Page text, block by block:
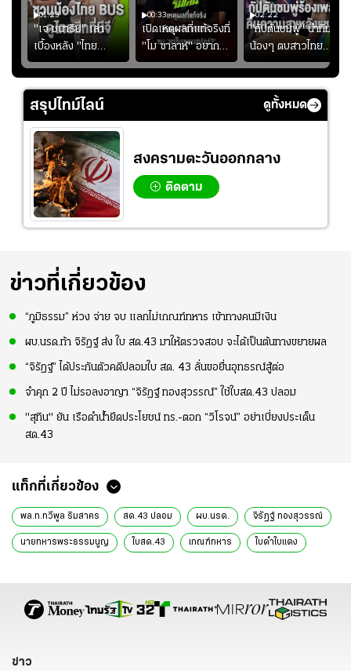
01:23
"เจ ชนาธิป" เล่า
เบื้องหลัง "ไทย
BUS" บังเอิญเจอขอ
ถ่ายรูปที่ฟู้ดแลนด์
00:33
เปิดเหตุผลที่แท้จริงที่
"โม ซาลาห์" อยาก
ย้ายซบ "แทร็บซอนส
ปอร์"
02:22
"กัปตันชมพู่" นำทีม
น้องๆ ตบสาวไทย
ปล่อยจอย โชว์ลูกคอ
สเต็ปเต้น "เปิดใจ
สาวแต"
สรุปไทม์ไลน์ ดูทั้งหมด
สงครามตะวันออกกลาง
ติดตาม
ข่าวที่เกี่ยวข้อง
“ภูมิธรรม” ห่วง จ่าย จบ แลกไม่เกณฑ์ทหาร เข้าทางคนมีเงิน
ผบ.นรด.ท้า จิรัฏฐ์ ส่ง ใบ สด.43 มาให้ตรวจสอบ จะได้เป็นต้นทางขยายผล
“จิรัฏฐ์” ได้ประกันตัวคดีปลอมใบ สด. 43 ลั่นขอยื่นอุทธรณ์สู้ต่อ
จำคุก 2 ปี ไม่รอลงอาญา “จิรัฏฐ์ ทองสุวรรณ์” ใช้ใบสด.43 ปลอม
"สุทิน" ยัน เรือดำน้ำยึดประโยชน์ ทร.-ตอก “วิโรจน์” อย่าเบี่ยงประเด็น
สด.43
แท็กที่เกี่ยวข้อง
พล.ท.ทวีพูล ริมสาคร สด.43 ปลอม ผบ.นรด. จิรัฏฐ์ ทองสุวรรณ์
นายทหารพระธรรมนูญ ใบสด.43 เกณฑ์ทหาร ใบดำใบแดง
ข่าวการเมือง ข่าวทั่วไป
ข่าว